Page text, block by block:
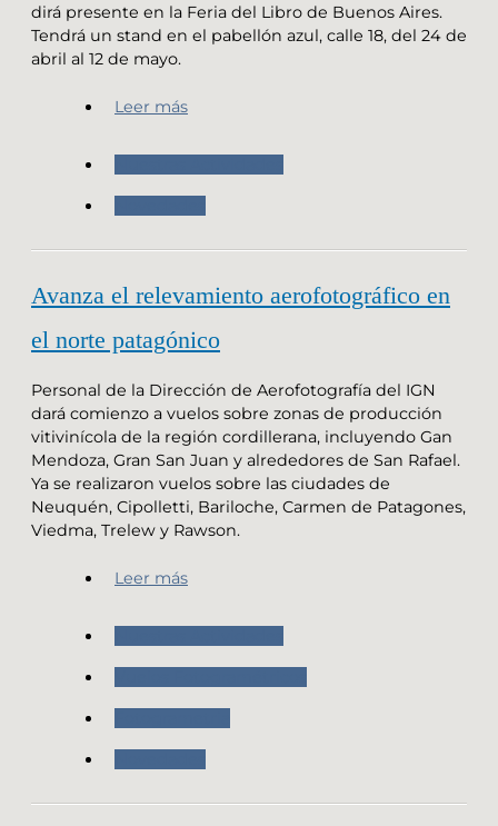
dirá presente en la Feria del Libro de Buenos Aires.
Tendrá un stand en el pabellón azul, calle 18, del 24 de
abril al 12 de mayo.
Leer más
Avanza el relevamiento aerofotográfico en
el norte patagónico
Personal de la Dirección de Aerofotografía del IGN
dará comienzo a vuelos sobre zonas de producción
vitivinícola de la región cordillerana, incluyendo Gan
Mendoza, Gran San Juan y alrededores de San Rafael.
Ya se realizaron vuelos sobre las ciudades de
Neuquén, Cipolletti, Bariloche, Carmen de Patagones,
Viedma, Trelew y Rawson.
Leer más